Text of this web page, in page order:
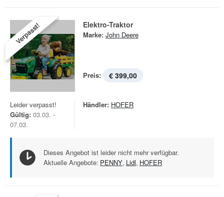
Verpasst! Elektro-Traktor
Marke: John Deere
Preis: € 399,00
Leider verpasst!
Gültig: 03.03. -
07.03.
Händler: HOFER
Dieses Angebot ist leider nicht mehr verfügbar.
Aktuelle Angebote: PENNY, Lidl, HOFER